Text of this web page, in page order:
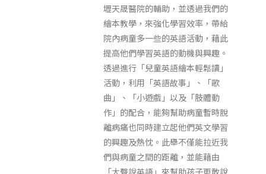
壢天晟醫院的輔助，並透過我們的
繪本教學，來強化學習效率，帶給
院內病童多一些的英語活動，藉此
提高他們學習英語的動機與興趣。
透過進行「兒童英語繪本輕鬆讀」
活動，利用「英語故事」、「歌
曲」、「小遊戲」以及「肢體動
作」的配合，能夠幫助病童暫時脫
離病痛也同時建立起他們英文學習
的興趣及熱忱。此舉不僅能拉近我
們與病童之間的距離，並能藉由
「大聲說英語」來幫助孩子更敢說